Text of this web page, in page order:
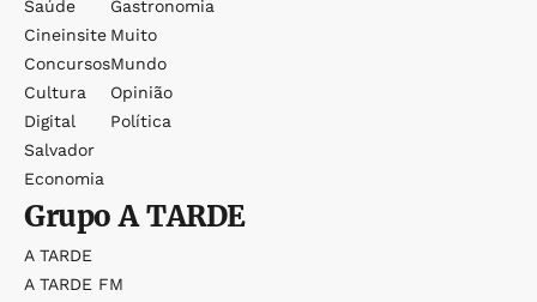
Saúde
Cineinsite
Concursos
Cultura
Digital
Salvador
Economia
Gastronomia
Muito
Mundo
Opinião
Política
GrupoA TARDE
A TARDE
A TARDE FM